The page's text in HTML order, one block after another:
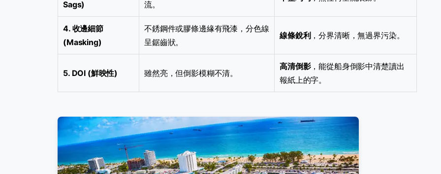
Sags)
流。
4. 收邊細節
(Masking)
不銹鋼件或膠條邊緣有飛漆，分色線
呈鋸齒狀。
線條銳利 ，分界清晰，無過界污染。
5. DOI (鮮映性) 雖然亮，但倒影模糊不清。
高清倒影，能從船身倒影中清楚讀出
報紙上的字。